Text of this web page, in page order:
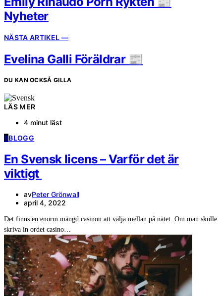
Nyheter
NÄSTA ARTIKEL —
Evelina Galli Föräldrar 📰
DU KAN OCKSÅ GILLA
LÄS MER
4 minut läst
BBLOGG
En Svensk licens – Varför det är
viktigt
avPeter Grönwall
april 4, 2022
Det finns en enorm mängd casinon att välja mellan på nätet. Om man skulle
skriva in ordet casino…